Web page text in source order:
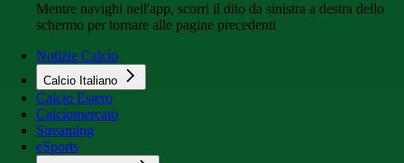
Mentre navighi nell'app, scorri il dito da sinistra a destra dello
schermo per tornare alle pagine precedenti
Notizie Calcio
Calcio Italiano
Calcio Estero
Calciomercato
Streaming
eSports